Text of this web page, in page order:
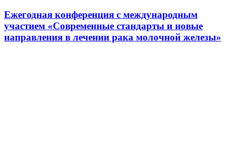
Ежегодная конференция с международным
участием «Современные стандарты и новые
направления в лечении рака молочной железы»